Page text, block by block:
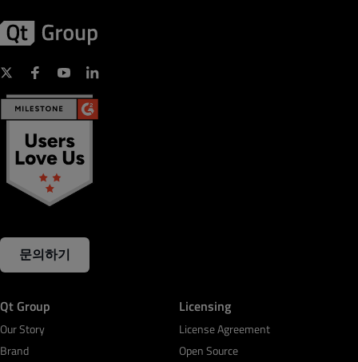
문의하기
Qt Group
Our Story
Brand
Licensing
License Agreement
Open Source